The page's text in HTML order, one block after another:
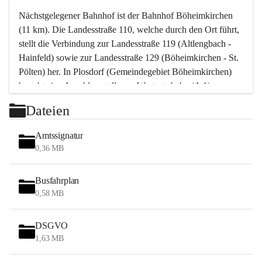
Nächstgelegener Bahnhof ist der Bahnhof Böheimkirchen
(11 km). Die Landesstraße 110, welche durch den Ort führt,
stellt die Verbindung zur Landesstraße 119 (Altlengbach -
Hainfeld) sowie zur Landesstraße 129 (Böheimkirchen - St.
Pölten) her. In Plosdorf (Gemeindegebiet Böheimkirchen)
besteht eine Anschlussstelle zur Westautobahn (A 1).
Wien erreicht man in ca. 45 Minuten.
Stössing zählt noch zum Naherholungsraum Wien sowie
zum Naherholungsraum St. Pölten. Viele Bauernhöfe hatten
„ihre Wiener“. Seit 1960 bauten viele Wiener
Wochenendhäuser im Gemeindegebiet. Wegen des
waldreichen Jagdgebietes haben viele Jagdpächter ihre
Das Wandern ist aus touristischer Sicht die bedeutendste
Tätigkeit. Das hügelige Gebiet mit Wanderwegen durch
Wiesen, Wälder und Obstkulturen lädt dazu ein. Gefördert
Dateien
Amtssignatur
0,36 MB
Busfahrplan
0,58 MB
DSGVO
1,63 MB